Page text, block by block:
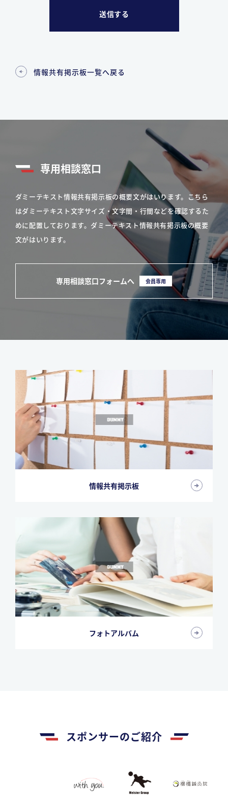
情報共有掲示板一覧へ戻る
専用相談窓口
ダミーテキスト情報共有掲示板の概要文がはいります。こちら
はダミーテキスト文字サイズ・文字間・行間などを確認するた
めに配置しております。ダミーテキスト情報共有掲示板の概要
文がはいります。
専用相談窓口フォームへ 会員専用
情報共有掲示板
フォトアルバム
スポンサーのご紹介